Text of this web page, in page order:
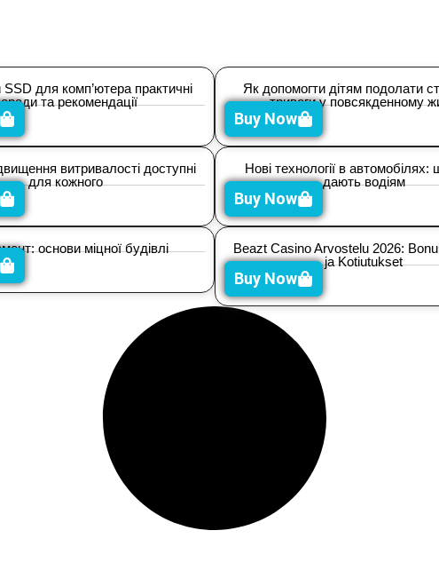
для комп’ютера практичні
та рекомендації
Як допомогти дітям подолати
тривоги у повсякденному
Buy Now
витривалості доступні
для кожного
Нові технології в автомобілях:
дають водіям
Buy Now
основи міцної будівлі
Beazt Casino Arvostelu 2026:
ja Kotiutukset
Buy Now